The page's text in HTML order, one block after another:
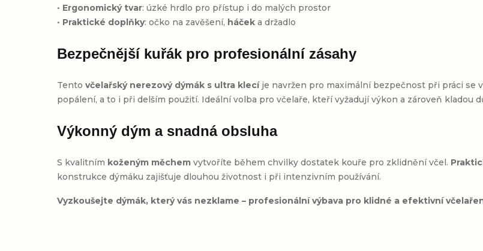
• Ergonomický tvar: úzké hrdlo pro přístup i do malých prostor
• Praktické doplňky: očko na zavěšení, háček a držadlo
Bezpečnější kuřák pro profesionální zásahy
Tentovčelařský nerezový dýmák s ultra klecíje navržen pro maximální bezpečnost při práci se
popálení, a to i při delším použití. Ideální volba pro včelaře, kteří vyžadují výkon a zároveň kladou
Výkonný dým a snadná obsluha
S kvalitním koženým měchem vytvoříte během chvilky dostatek kouře pro zklidnění včel.
konstrukce dýmáku zajišťuje dlouhou životnost i při intenzivním používání.
Vyzkoušejte dýmák, který vás nezklame – profesionální výbava pro klidné a efektivní